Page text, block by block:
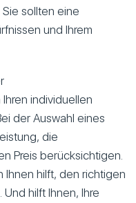
sollten eine
und Ihrem
individuellen
der Auswahl eines
die
Preis berücksichtigen.
Ihnen hilft, den richtigen
hilft Ihnen, Ihre